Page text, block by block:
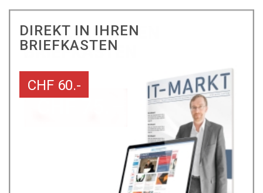
DIREKT IN IHREN
BRIEFKASTEN
CHF 60.-